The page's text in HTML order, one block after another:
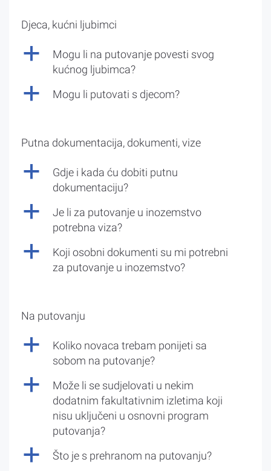
Djeca, kućni ljubimci
a
Mogu li na putovanje povesti svog
kućnog ljubimca?
a Mogu li putovati s djecom?
Putna dokumentacija, dokumenti, vize
a
Gdje i kada ću dobiti putnu
dokumentaciju?
a
Je li za putovanje u inozemstvo
potrebna viza?
a
Koji osobni dokumenti su mi potrebni
za putovanje u inozemstvo?
Na putovanju
a
Koliko novaca trebam ponijeti sa
sobom na putovanje?
a
Može li se sudjelovati u nekim
dodatnim fakultativnim izletima koji
nisu uključeni u osnovni program
putovanja?
a Što je s prehranom na putovanju?